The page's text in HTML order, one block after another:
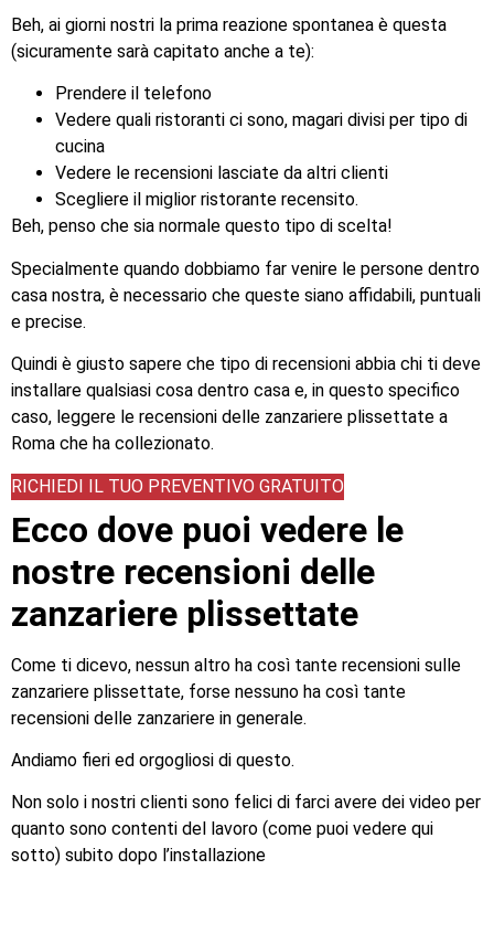
Beh, ai giorni nostri la prima reazione spontanea è questa
(sicuramente sarà capitato anche a te):
Prendere il telefono
Vedere quali ristoranti ci sono, magari divisi per tipo di
cucina
Vedere le recensioni lasciate da altri clienti
Scegliere il miglior ristorante recensito.
Beh, penso che sia normale questo tipo di scelta!
Specialmente quando dobbiamo far venire le persone dentro
casa nostra, è necessario che queste siano affidabili, puntuali
e precise.
Quindi è giusto sapere che tipo di recensioni abbia chi ti deve
installare qualsiasi cosa dentro casa e, in questo specifico
caso, leggere le recensioni delle zanzariere plissettate a
Roma che ha collezionato.
RICHIEDI IL TUO PREVENTIVO GRATUITO
Ecco dove puoi vedere le
nostre recensioni delle
zanzariere plissettate
Come ti dicevo, nessun altro ha così tante recensioni sulle
zanzariere plissettate, forse nessuno ha così tante
recensioni delle zanzariere in generale.
Andiamo fieri ed orgogliosi di questo.
Non solo i nostri clienti sono felici di farci avere dei video per
quanto sono contenti del lavoro (come puoi vedere qui
sotto) subito dopo l’installazione